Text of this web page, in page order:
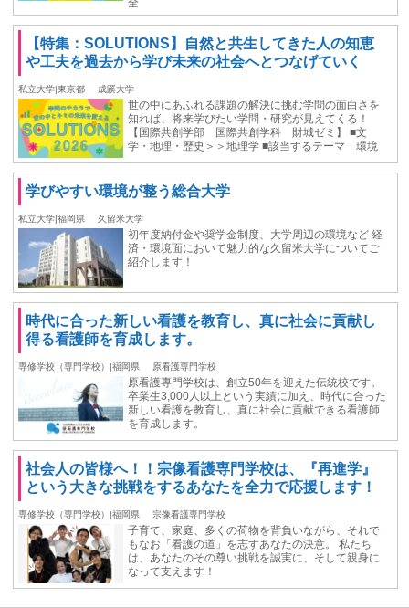
全
【特集：SOLUTIONS】自然と共生してきた人の知恵
や工夫を過去から学び未来の社会へとつなげていく
私立大学|東京都 成蹊大学
世の中にあふれる課題の解決に挑む学問の面白さを
知れば、将来学びたい学問・研究が見えてくる！
【国際共創学部 国際共創学科 財城ゼミ】 ■文
学・地理・歴史＞＞地理学 ■該当するテーマ 環境
学びやすい環境が整う総合⼤学
私立大学|福岡県 久留米大学
初年度納付⾦や奨学⾦制度、大学周辺の環境など 経
済・環境⾯において魅力的な久留米大学についてご
紹介します！
時代に合った新しい看護を教育し、真に社会に貢献し
得る看護師を育成します。
専修学校（専門学校）|福岡県 原看護専門学校
原看護専門学校は、創立50年を迎えた伝統校です。
卒業生3,000人以上という実績に加え、時代に合った
新しい看護を教育し、真に社会に貢献できる看護師
を育成します。
社会人の皆様へ！！宗像看護専門学校は、『再進学』
という大きな挑戦をするあなたを全力で応援します！
専修学校（専門学校）|福岡県 宗像看護専門学校
子育て、家庭、多くの荷物を背負いながら、それで
もなお「看護の道」を志すあなたの決意。 私たち
は、あなたのその尊い挑戦を誠実に、そして親身に
なって支えます！